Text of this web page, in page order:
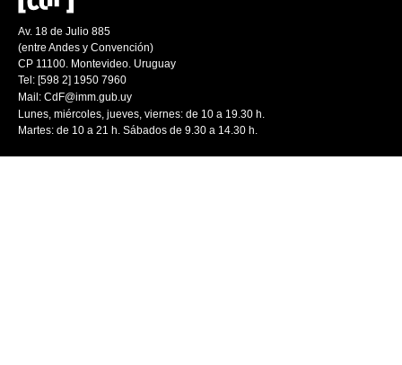
Av. 18 de Julio 885
(entre Andes y Convención)
CP 11100. Montevideo. Uruguay
Tel: [598 2] 1950 7960
Mail: CdF@imm.gub.uy
Lunes, miércoles, jueves, viernes: de 10 a 19.30 h.
Martes: de 10 a 21 h. Sábados de 9.30 a 14.30 h.